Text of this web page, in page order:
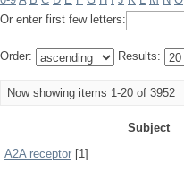
Or enter first few letters:
Order: Results:
Now showing items 1-20 of 3952
Subject
A2A receptor [1]